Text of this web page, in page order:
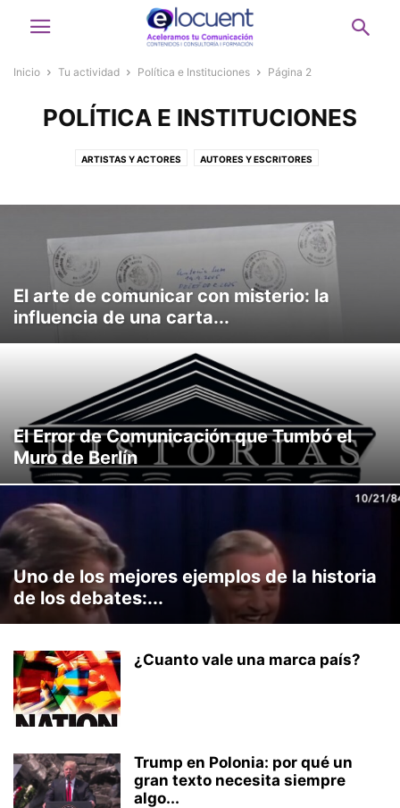
Inicio Tu actividad Política e Instituciones Página 2
POLÍTICA E INSTITUCIONES
ARTISTAS Y ACTORES AUTORES Y ESCRITORES
DISEÑADORES GRÁFICOS EMPRENDEDORES Y PYME'S
EMPRESARIOS Y DIRECTIVOS GRAN EMPRESA
ESTUDIANTES Y PRIMER EMPLEO GESTIÓN CARRERA PROFESIONAL
LÍDERES ONLINE (INFLUENCERS,...) MUJER ONG Y ASOCIACIONES
PERIODISTAS POLÍTICA E INSTITUCIONES
PROFESIONES LIBERALES (ABOGADOS, CONSULTORES, ARQUITECTOS,...)
PROFESORES Y DOCENTES
El arte de comunicar con misterio: la
influencia de una carta...
El Error de Comunicación que Tumbó el
Muro de Berlín
Uno de los mejores ejemplos de la historia
de los debates:...
¿Cuanto vale una marca país?
Trump en Polonia: por qué un
gran texto necesita siempre
algo...